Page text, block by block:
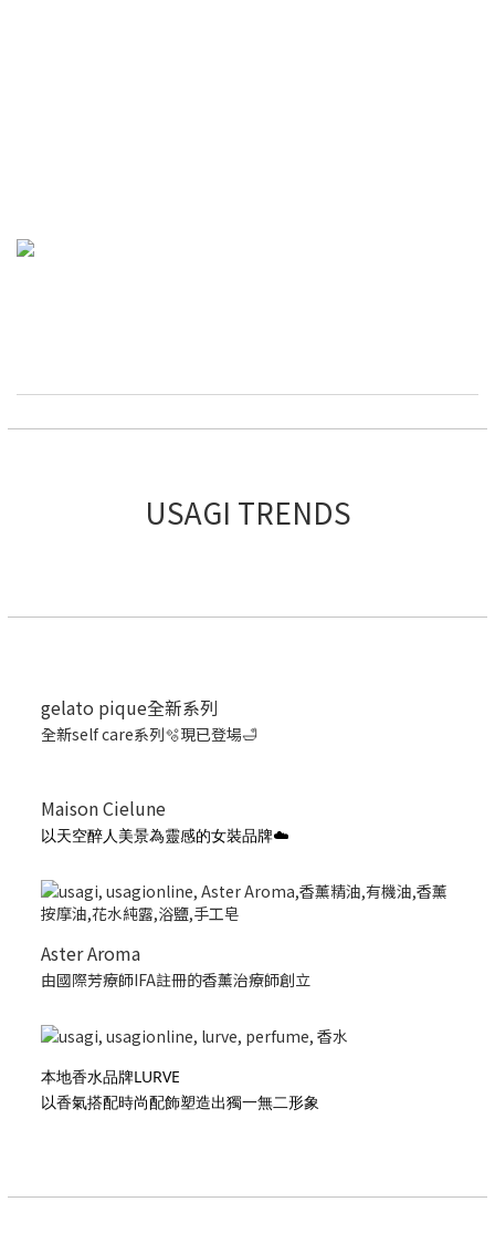
USAGI TRENDS
gelato pique全新系列
全新self care系列🫧現已登場🛁
Maison Cielune
以天空醉人美景為靈感的女裝品牌☁️
Aster Aroma
由國際芳療師IFA註冊的香薰治療師創立
本地香水品牌LURVE
以香氣搭配時尚配飾塑造出獨一無二形象